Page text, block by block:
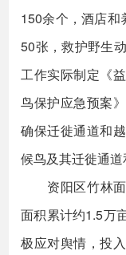
150余个，酒店和
50张，救护野生
工作实际制定《
鸟保护应急预案
确保迁徙通道和
候鸟及其迁徙通道
资阳区竹林面
面积累计约1.5万
极应对舆情，投